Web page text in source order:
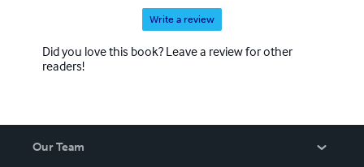
Write a review
Did you love this book? Leave a review for other
readers!
Our Team